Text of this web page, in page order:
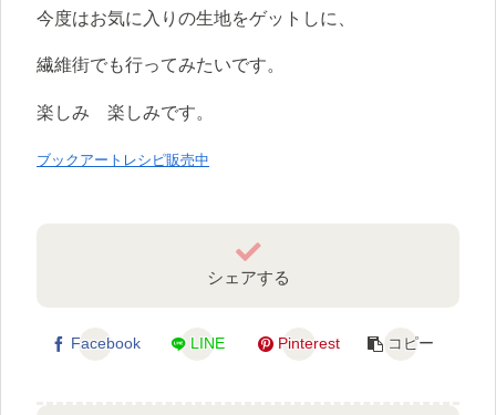
今度はお気に入りの生地をゲットしに、
繊維街でも行ってみたいです。
楽しみ 楽しみです。
ブックアートレシピ販売中
シェアする
Facebook LINE Pinterest コピー